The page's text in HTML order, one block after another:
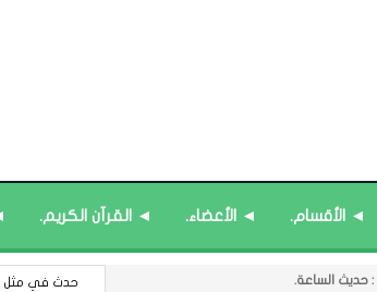
◄ الأقسام. ◄ الأعضاء. ◄ القرآن الكريم.
حدث في مثل هذا اليوم